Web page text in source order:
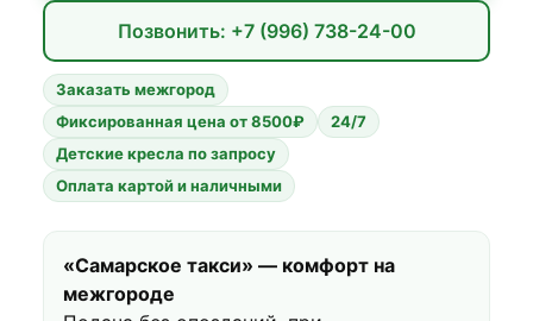
Позвонить: +7 (996) 738-24-00
Заказать межгород
Фиксированная цена от 8500₽
24/7
Детские кресла по запросу
Оплата картой и наличными
«Самарское такси» — комфорт на
межгороде